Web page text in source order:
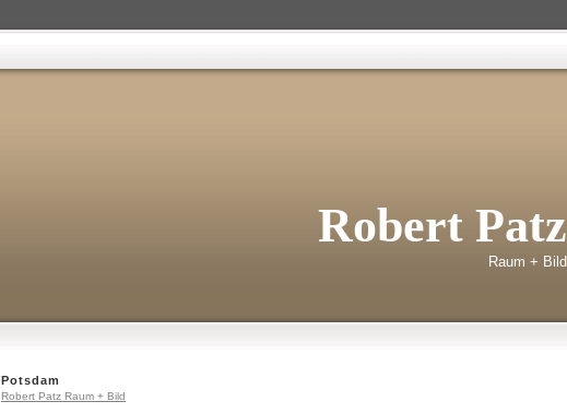
Robert Patz
Raum + Bild
Potsdam
Robert Patz Raum + Bild